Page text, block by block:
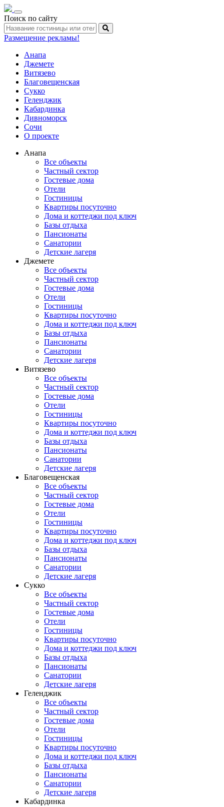
Toggle
navigation
Поиск по сайту
Размещение рекламы!
Анапа
Джемете
Витязево
Благовещенская
Сукко
Геленджик
Кабардинка
Дивноморск
Сочи
О проекте
Анапа
Все объекты
Частный сектор
Гостевые дома
Отели
Гостиницы
Квартиры посуточно
Дома и коттеджи под ключ
Базы отдыха
Пансионаты
Санатории
Детские лагеря
Джемете
Все объекты
Частный сектор
Гостевые дома
Отели
Гостиницы
Квартиры посуточно
Дома и коттеджи под ключ
Базы отдыха
Пансионаты
Санатории
Детские лагеря
Витязево
Все объекты
Частный сектор
Гостевые дома
Отели
Гостиницы
Квартиры посуточно
Дома и коттеджи под ключ
Базы отдыха
Пансионаты
Санатории
Детские лагеря
Благовещенская
Все объекты
Частный сектор
Гостевые дома
Отели
Гостиницы
Квартиры посуточно
Дома и коттеджи под ключ
Базы отдыха
Пансионаты
Санатории
Детские лагеря
Сукко
Все объекты
Частный сектор
Гостевые дома
Отели
Гостиницы
Квартиры посуточно
Дома и коттеджи под ключ
Базы отдыха
Пансионаты
Санатории
Детские лагеря
Геленджик
Все объекты
Частный сектор
Гостевые дома
Отели
Гостиницы
Квартиры посуточно
Дома и коттеджи под ключ
Базы отдыха
Пансионаты
Санатории
Детские лагеря
Кабардинка